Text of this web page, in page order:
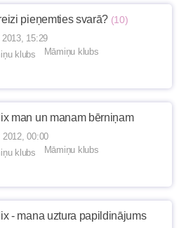
pieņemties svarā? (10)
15:29
Māmiņu klubs
man un manam bērniņam
2012, 00:00
Māmiņu klubs
- mana uztura papildinājums